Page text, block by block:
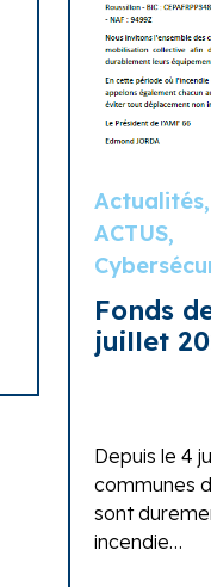
Actualités,
ACTUS,
Fonds
juillet
Depuis le 4
communes
sont
incendie…